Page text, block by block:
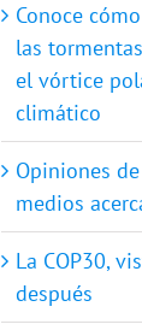
Conoce
las
el vórtice
climático
Opiniones
medios
La COP30,
después